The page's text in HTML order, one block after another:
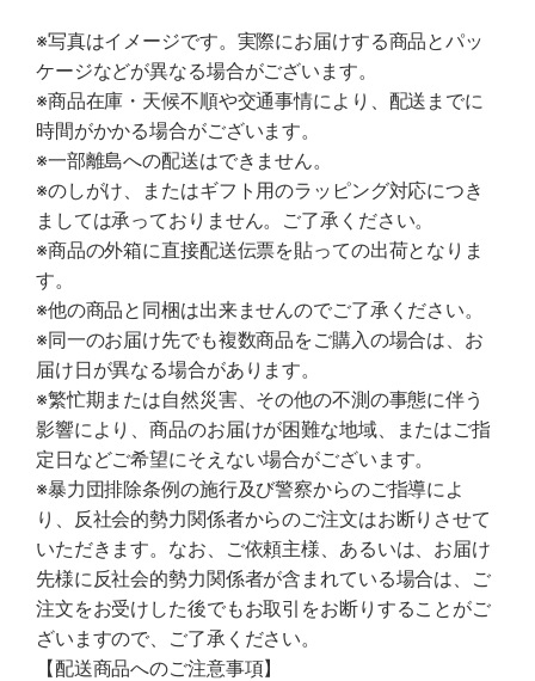
※写真はイメージです。実際にお届けする商品とパッ
ケージなどが異なる場合がございます。
※商品在庫・天候不順や交通事情により、配送までに
時間がかかる場合がございます。
※一部離島への配送はできません。
※のしがけ、またはギフト用のラッピング対応につき
ましては承っておりません。ご了承ください。
※商品の外箱に直接配送伝票を貼っての出荷となりま
す。
※他の商品と同梱は出来ませんのでご了承ください。
※同一のお届け先でも複数商品をご購入の場合は、お
届け日が異なる場合があります。
※繁忙期または自然災害、その他の不測の事態に伴う
影響により、商品のお届けが困難な地域、またはご指
定日などご希望にそえない場合がございます。
※暴力団排除条例の施行及び警察からのご指導によ
り、反社会的勢力関係者からのご注文はお断りさせて
いただきます。なお、ご依頼主様、あるいは、お届け
先様に反社会的勢力関係者が含まれている場合は、ご
注文をお受けした後でもお取引をお断りすることがご
ざいますので、ご了承ください。
【配送商品へのご注意事項】